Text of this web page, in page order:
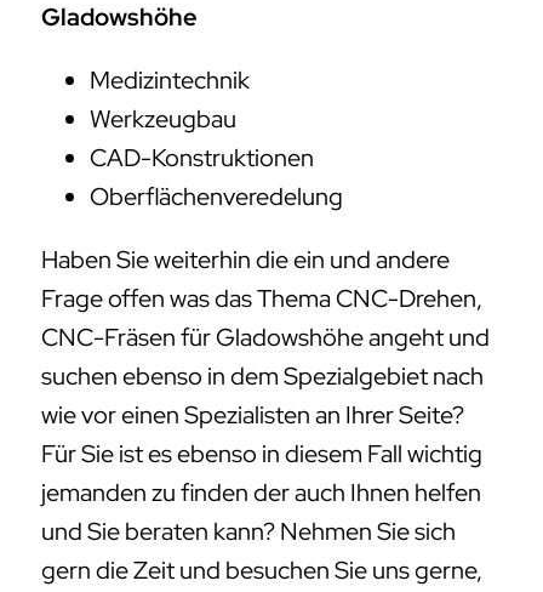
Gladowshöhe
Medizintechnik
Werkzeugbau
CAD-Konstruktionen
Oberflächenveredelung
Haben Sie weiterhin die ein und andere
Frage offen was das Thema CNC-Drehen,
CNC-Fräsen für Gladowshöhe angeht und
suchen ebenso in dem Spezialgebiet nach
wie vor einen Spezialisten an Ihrer Seite?
Für Sie ist es ebenso in diesem Fall wichtig
jemanden zu finden der auch Ihnen helfen
und Sie beraten kann? Nehmen Sie sich
gern die Zeit und besuchen Sie uns gerne,